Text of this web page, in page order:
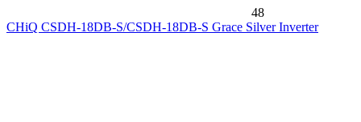
48
CHiQ CSDH-18DB-S/CSDH-18DB-S Grace Silver Inverter